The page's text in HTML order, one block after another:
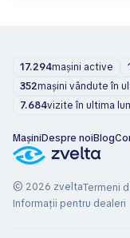
17.294mașini active
352mașini vândute în
7.684vizite în ultima
MașiniDespre noiBlog
© 2026 zveltaTermeni
Informații pentru dealeri